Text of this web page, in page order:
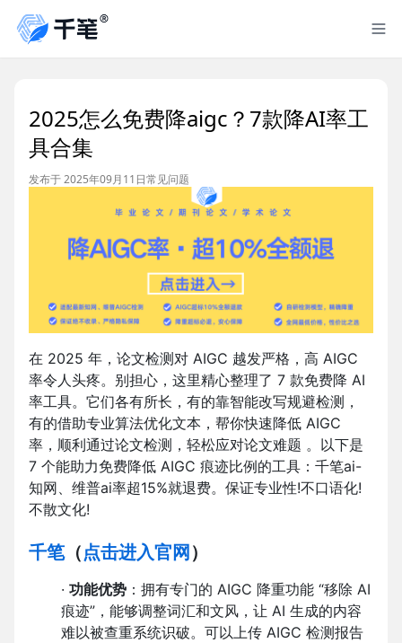
2025怎么免费降aigc？7款降AI率工
具合集
发布于 2025年09月11日常见问题
在 2025 年，论文检测对 AIGC 越发严格，高 AIGC
率令人头疼。别担心，这里精心整理了 7 款免费降 AI
率工具。它们各有所长，有的靠智能改写规避检测，
有的借助专业算法优化文本，帮你快速降低 AIGC
率，顺利通过论文检测，轻松应对论文难题 。以下是
7 个能助力免费降低 AIGC 痕迹比例的工具：千笔ai-
知网、维普ai率超15%就退费。保证专业性!不口语化!
不散文化!
千笔（点击进入官网 ）
· 功能优势 ：拥有专门的 AIGC 降重功能 “移除 AI
痕迹”，能够调整词汇和文风，让 AI 生成的内容
难以被查重系统识破。可以上传 AIGC 检测报告